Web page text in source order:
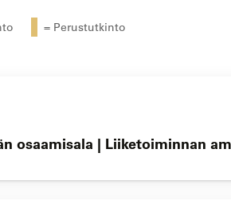
= Perustutkinto
osaamisala | Liiketoiminnan